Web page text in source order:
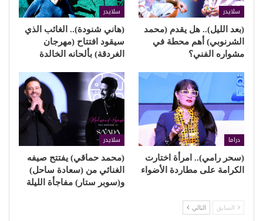
سلايدر
(بعد الليل).. هل يقدم (محمد
الشرنوبي) أهم محطة في
مشواره الفني؟
سلايدر
(هاني شنودة).. الغائب الذي
سيقود افتتاح (مهرجان
الغردقة) بألحانه الخالدة
دراما
(سحر رامي).. امرأة اختارت
الكرامة على مطاردة الأضواء
سلايدر
(محمد حماقي) يفتتح صيفه
الغنائي من (سعادة ساحل)
و(سوبر ستار) مفاجأة الليلة
السابق التالي